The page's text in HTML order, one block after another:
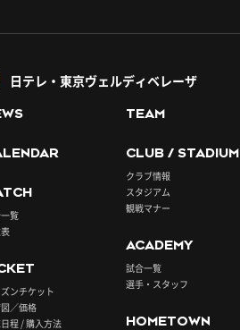
日テレ・東京ヴェルディベレーザ
覧
ンチケット
／価格
程 / 購入方法
TEAM
CLUB / STADIUM
クラブ情報
スタジアム
観戦マナー
ACADEMY
試合一覧
選手・スタッフ
HOMETOWN